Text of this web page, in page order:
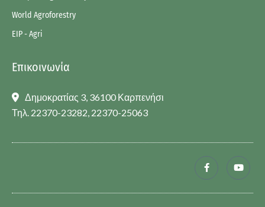
World Agroforestry
EIP - Agri
Επικοινωνία
Δημοκρατίας 3, 36100 Καρπενήσι
Τηλ. 22370-23282, 22370-25063